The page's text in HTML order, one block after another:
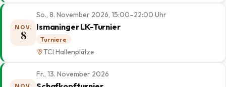
NOV.
8
So., 8. November 2026, 15:00–22:00 Uhr
Ismaninger LK-Turnier
Turniere
TCI Hallenplätze
Fr., 13. November 2026